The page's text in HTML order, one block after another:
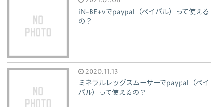
iN-BE+vでpaypal（ペイパル）って使える
の？
2020.11.13
ミネラルレッグスムーサーでpaypal（ペイ
パル）って使えるの？